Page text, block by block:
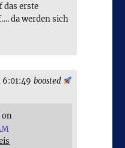
das erste
da werden sich
boosted
on